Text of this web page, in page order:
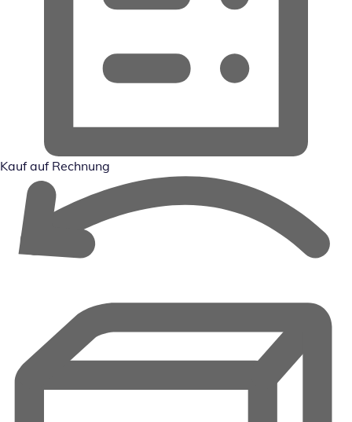
Kauf auf Rechnung